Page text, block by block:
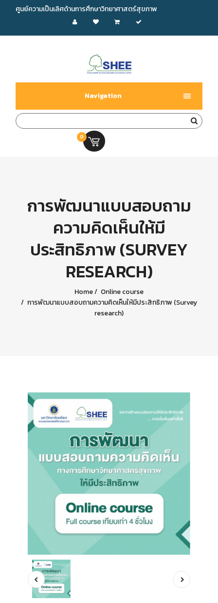
ศูนย์ความเป็นเลิศด้านการศึกษาวิทยาศาสตร์สุขภาพ
Navigation
0
การพัฒนาแบบสอบถาม
ความคิดเห็นให้มี
ประสิทธิภาพ (SURVEY
RESEARCH)
Home
Online course
การพัฒนาแบบสอบถามความคิดเห็นให้มีประสิทธิภาพ (Survey
research)